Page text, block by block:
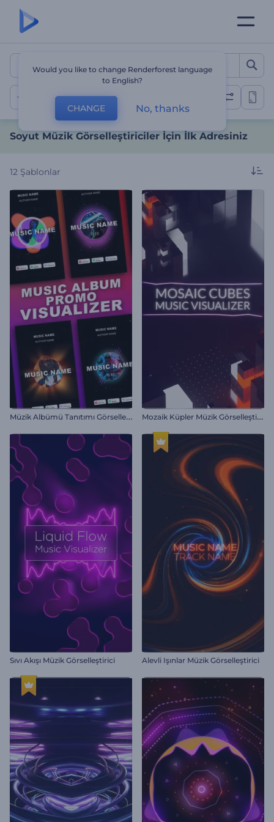
Soyut Müzik
Soyut Müzik Görselleştiriciler İçin İlk Adresiniz
12 Şablonlar
M
üzik Albümü Tanıtımı Görselleştirici M
ozaik Küpler Müzik Görselleştirici
Sıvı Akışı Müzik Görselleştirici Alevli Işınlar Müzik Görselleştirici
Would you like to change Renderforest language
to English?
CHANGE No, thanks